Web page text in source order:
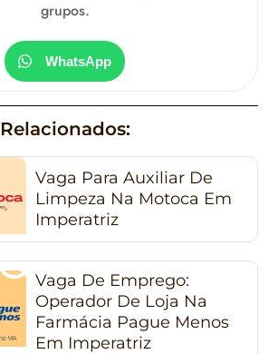
grupos.
WhatsApp
Relacionados:
Vaga Para Auxiliar De
Limpeza Na Motoca Em
Imperatriz
Vaga De Emprego:
Operador De Loja Na
Farmácia Pague Menos
Em Imperatriz